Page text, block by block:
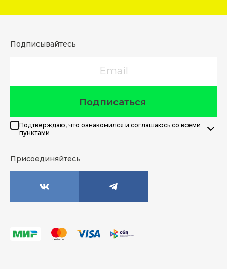
Подписывайтесь
Подписаться
Подтверждаю, что ознакомился и соглашаюсь со всеми
пунктами
Присоединяйтесь